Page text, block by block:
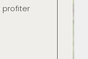
profiter